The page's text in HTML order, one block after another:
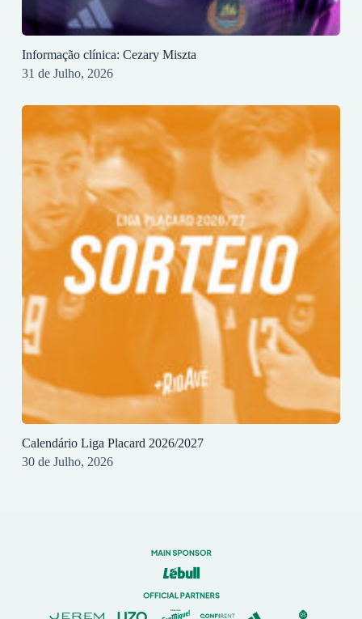
Informação clínica: Cezary Miszta
31 de Julho, 2026
Calendário Liga Placard 2026/2027
30 de Julho, 2026